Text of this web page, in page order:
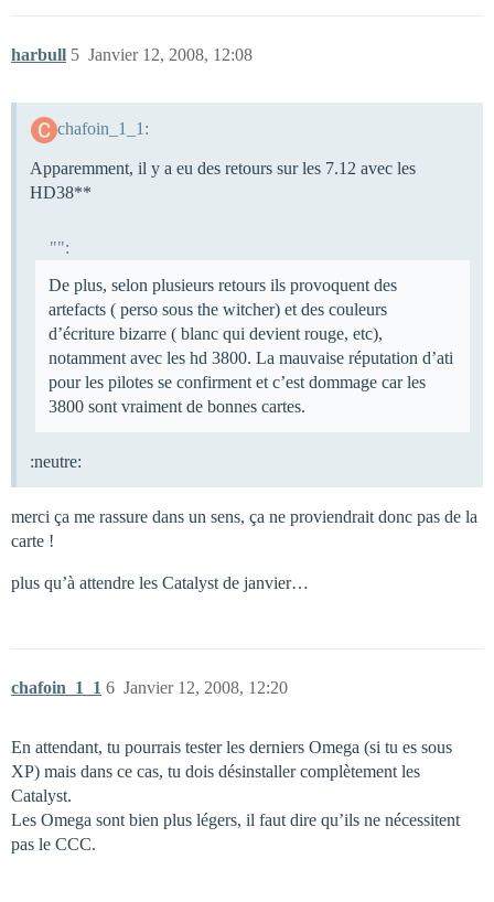
harbull Janvier 12, 2008, 12:08
5
chafoin_1_1:
Apparemment, il y a eu des retours sur les 7.12 avec les
HD38**
"":
De plus, selon plusieurs retours ils provoquent des
artefacts ( perso sous the witcher) et des couleurs
d’écriture bizarre ( blanc qui devient rouge, etc),
notamment avec les hd 3800. La mauvaise réputation d’ati
pour les pilotes se confirment et c’est dommage car les
3800 sont vraiment de bonnes cartes.
:neutre:
merci ça me rassure dans un sens, ça ne proviendrait donc pas de la
carte !
plus qu’à attendre les Catalyst de janvier…
chafoin_1_1 Janvier 12, 2008, 12:20
6
En attendant, tu pourrais tester les derniers Omega (si tu es sous
XP) mais dans ce cas, tu dois désinstaller complètement les
Catalyst.
Les Omega sont bien plus légers, il faut dire qu’ils ne nécessitent
pas le CCC.